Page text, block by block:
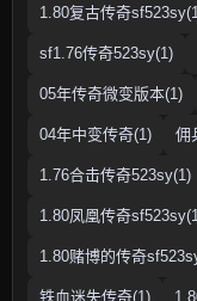
1.80复古传奇
sf1.76传奇523sy(1)
05年传奇微变版本(1)
04年中变传奇(1) 佣
1.76合击传奇523sy(1)
1.80凤凰传奇
1.80赌博的传奇
铁血迷失传奇(1)